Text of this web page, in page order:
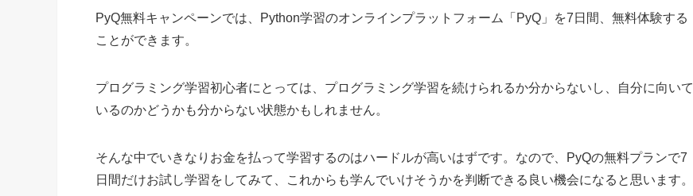
PyQ無料キャンペーンでは、Python学習のオンラインプラットフォーム「PyQ」を7日間、無料体験する
ことができます。
プログラミング学習初心者にとっては、プログラミング学習を続けられるか分からないし、自分に向いて
いるのかどうかも分からない状態かもしれません。
そんな中でいきなりお金を払って学習するのはハードルが高いはずです。なので、PyQの無料プランで7
日間だけお試し学習をしてみて、これからも学んでいけそうかを判断できる良い機会になると思います。